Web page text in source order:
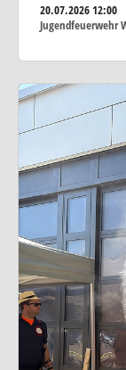
20.07.202612:00
Jugendfeuerwehr